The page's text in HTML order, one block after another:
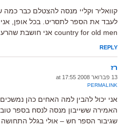
קוואליר וקליי מנסה להצטלם כבר
country for old men אני חושבת שהרעיון לצוות את האחים כהן עם הספר של שייבון פשוט מעולה.
REPLY
רז
13 פברואר 2008 at 17:55
PERMALINK
אני יכול להבין למה האחים כהן
האמירה ששייבון מנסה לנסח בספר
שגיבור הספר חש – אולי בגלל